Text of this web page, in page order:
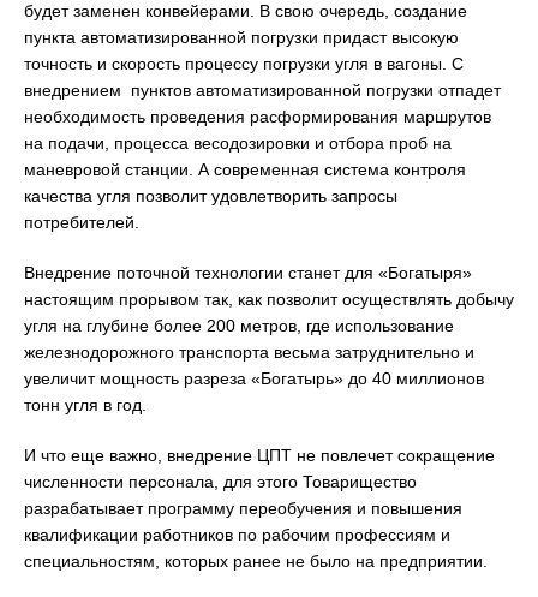
будет заменен конвейерами. В свою очередь, создание
пункта автоматизированной погрузки придаст высокую
точность и скорость процессу погрузки угля в вагоны. С
внедрением пунктов автоматизированной погрузки отпадет
необходимость проведения расформирования маршрутов
на подачи, процесса весодозировки и отбора проб на
маневровой станции. А современная система контроля
качества угля позволит удовлетворить запросы
потребителей.
Внедрение поточной технологии станет для «Богатыря»
настоящим прорывом так, как позволит осуществлять добычу
угля на глубине более 200 метров, где использование
железнодорожного транспорта весьма затруднительно и
увеличит мощность разреза «Богатырь» до 40 миллионов
тонн угля в год.
И что еще важно, внедрение ЦПТ не повлечет сокращение
численности персонала, для этого Товарищество
разрабатывает программу переобучения и повышения
квалификации работников по рабочим профессиям и
специальностям, которых ранее не было на предприятии.